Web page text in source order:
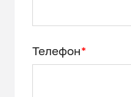
Телефон*